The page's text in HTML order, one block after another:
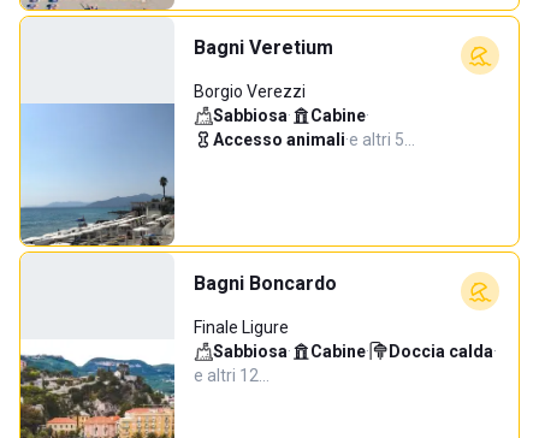
Bagni Veretium
Borgio Verezzi
Sabbiosa· Cabine·
Accesso animali·e altri 5…
Bagni Boncardo
Finale Ligure
Sabbiosa· Cabine· Doccia calda·
e altri 12…